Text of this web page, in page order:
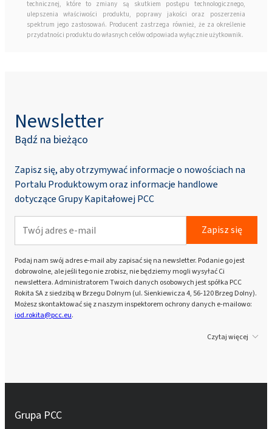
technicznej, które to zmiany są skutkiem postępu technologicznego,
ulepszenia właściwości produktu, poprawy jakości oraz poszerzenia
spektrum jego zastosowań. Producent zastrzega również, że za określenie
przydatności produktu do własnych celów odpowiada wyłącznie użytkownik.
Newsletter
Bądź na bieżąco
Zapisz się, aby otrzymywać informacje o nowościach na
Portalu Produktowym oraz informacje handlowe
dotyczące Grupy Kapitałowej PCC
Zapisz się
Podaj nam swój adres e-mail aby zapisać się na newsletter. Podanie go jest
dobrowolne, ale jeśli tego nie zrobisz, nie będziemy mogli wysyłać Ci
newslettera. Administratorem Twoich danych osobowych jest spółka PCC
Rokita SA z siedzibą w Brzegu Dolnym (ul. Sienkiewicza 4, 56-120 Brzeg Dolny).
Możesz skontaktować się z naszym inspektorem ochrony danych e-mailowo:
iod.rokita@pcc.eu.
Czytaj więcej
Grupa PCC